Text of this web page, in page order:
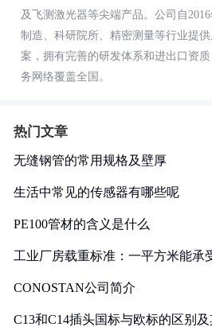
及飞测激光器等尖端产品。公司自
制造、科研院所、精密测量等行业提
案，拥有完善的研发体系和进出口资
务网络覆盖全国。
热门文章
无缝钢管的常用规格及壁厚
生活中常见的传感器有哪些呢
PE100管材的含义是什么
工业厂房载重标准：一平方米能承
CONOSTAN公司简介
C13和C14插头国标与欧标的区别